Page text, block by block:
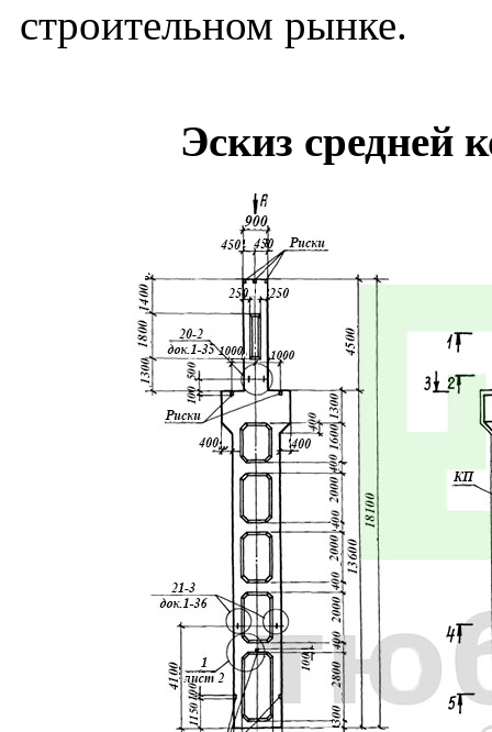
строительном рынке.
Эскиз средней